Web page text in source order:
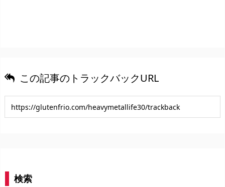
この記事のトラックバックURL
検索